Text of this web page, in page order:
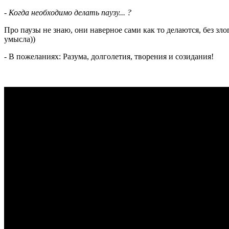
- Когда необходимо делать паузу... ?
Про паузы не знаю, они наверное сами как то делаются, без
умысла))
- В пожеланиях: Разума, долголетия, творения и созидания!